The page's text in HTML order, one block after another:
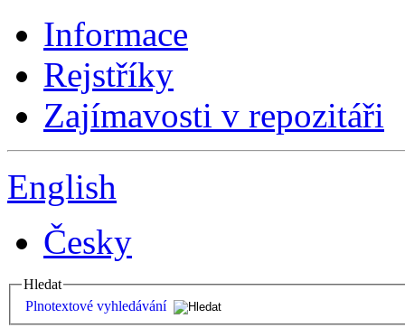
Informace
Rejstříky
Zajímavosti v repozitáři
English
Česky
Hledat
Plnotextové vyhledávání